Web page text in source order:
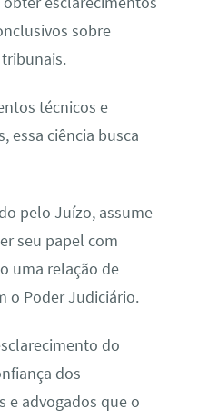
sobre
técnicos e
essa ciência busca
pelo Juízo, assume
seu papel com
uma relação de
o Poder Judiciário.
do
dos
e advogados que o